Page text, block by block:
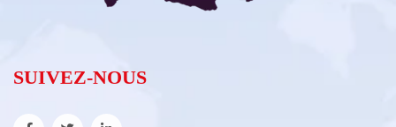
SUIVEZ-NOUS